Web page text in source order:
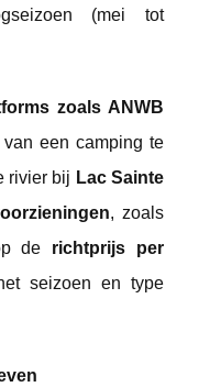
(mei tot
zoals ANWB
een camping te
rivier bij Lac Sainte
, zoals
de richtprijs per
seizoen en type